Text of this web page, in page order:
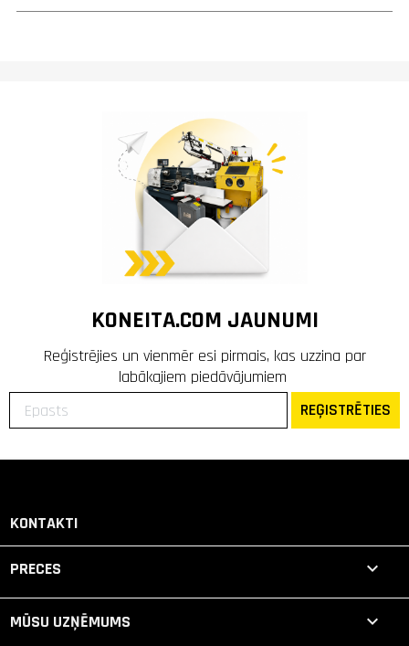
KONEITA.COM JAUNUMI
Reģistrējies un vienmēr esi pirmais, kas uzzina par
labākajiem piedāvājumiem
REĢISTRĒTIES
KONTAKTI
PRECES 
MŪSU UZŅĒMUMS 